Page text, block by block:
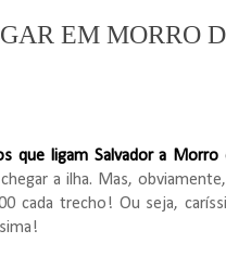
EM MORRO
que ligam Salvador a Morro
a ilha. Mas,
cada trecho! Ou seja,